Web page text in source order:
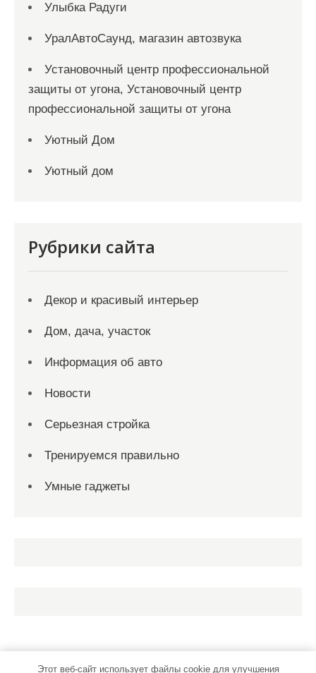
Улыбка Радуги
УралАвтоСаунд, магазин автозвука
Установочный центр профессиональной
защиты от угона, Установочный центр
профессиональной защиты от угона
Уютный Дом
Уютный дом
Рубрики сайта
Декор и красивый интерьер
Дом, дача, участок
Информация об авто
Новости
Серьезная стройка
Тренируемся правильно
Умные гаджеты
Этот веб-сайт использует файлы cookie для улучшения